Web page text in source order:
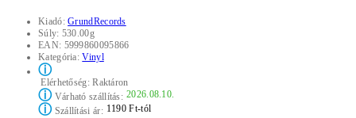
Kiadó:GrundRecords
Súly: 530.00g
EAN: 5999860095866
Kategória:Vinyl
ⓘ
Elérhetőség:Raktáron
ⓘVárható szállítás: 2026.08.10.
ⓘSzállítási ár: 1190 Ft-tól